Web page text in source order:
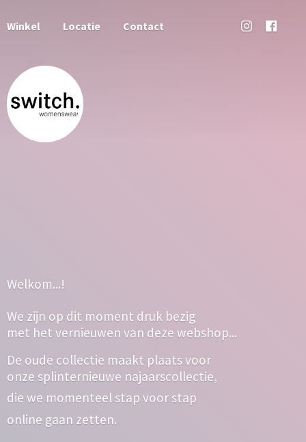
Winkel Locatie Contact
Welkom...!
We zijn op dit moment druk bezig
met het vernieuwen van deze webshop...
De oude collectie maakt plaats voor
onze splinternieuwe najaarscollectie,
die we momenteel stap voor stap
online gaan zetten.